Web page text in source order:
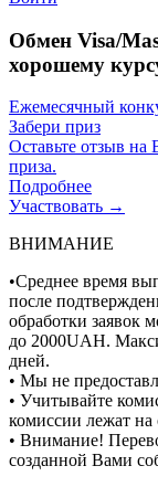
Обмен Visa/
хорошему
Ежемесячный
Забери приз
Оставьте отзыв на
приза.
Подробнее
Участвовать →
ВНИМАНИЕ
•Среднее время
после
обработки заявок
до 2000UAH.
дней.
• Мы не
• Учитывайте
комиссии лежат на
• Внимание!
созданной Вами